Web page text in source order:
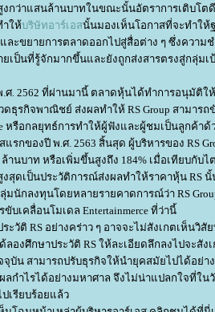
กว่าแสนล้านบาทในขณะนั้นอัตราการเติบโต
ให้บริษัทอาร์เอสนั้นมองเห็นโอกาสที่จะทำใ
ละขยายการตลาดออกไปสู่สื่อต่าง ๆ ซึ่งความ
ยเป็นที่รู้จักมากขึ้นและยังถูกส่งสารตรงสู่กลุ่ม
ที่ผ่านมานี้ ตลาดหุ้นได้ทำการอนุมัติให้
ธุรกิจพาณิชย์ ส่งผลทำให้ RS Group สามารถ
หรือกลยุทธ์การทำให้ผู้ฟังและผู้ชมเป็นลูกค้าด้
แรกของปี พ.ศ. 2563 สิ้นสุด ผู้บริหารของ RS
านบาท หรือเพิ่มขึ้นสูงถึง 184% เมื่อเทียบกับ
งสุดเป็นประวัติการณ์ส่งผลทำให้ราคาหุ้น
มนักลงทุนโดยหลายรายคาดการณ์ว่า RS
บเคลื่อนโมเดล Entertainmerce ที่ว่านี้
RS อย่างคร่าว ๆ อาจจะไม่สังเกตเห็นวิสั
งศึกษาประวัติ RS ให้ละเอียดลึกลงไปจะสัง
บัน สามารถปรับธุรกิจให้นำยุคสมัยไปได้อย่า
ลกำไรได้อย่างมหาศาล จึงไม่น่าแปลกใจที่ใ
เรียบร้อยแล้ว